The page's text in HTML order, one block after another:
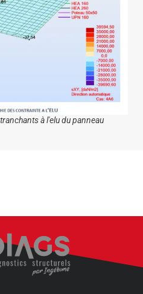
à l'elu du panneau